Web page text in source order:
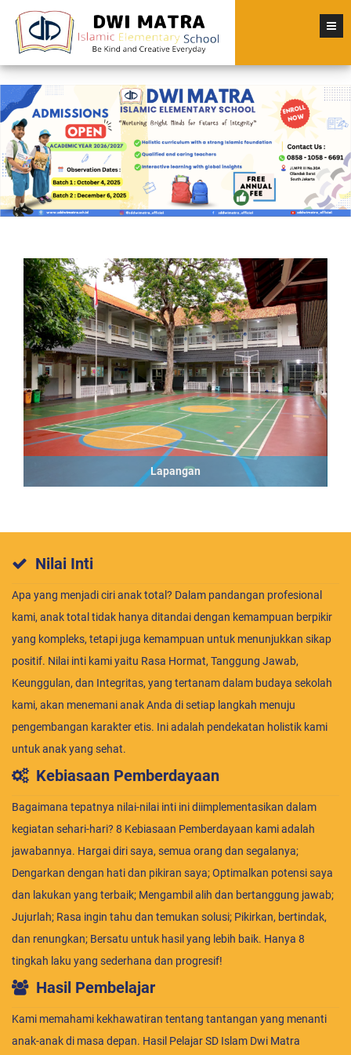
Nilai Inti
Apa yang menjadi ciri anak total? Dalam pandangan profesional
kami, anak total tidak hanya ditandai dengan kemampuan berpikir
yang kompleks, tetapi juga kemampuan untuk menunjukkan sikap
positif. Nilai inti kami yaitu Rasa Hormat, Tanggung Jawab,
Keunggulan, dan Integritas, yang tertanam dalam budaya sekolah
kami, akan menemani anak Anda di setiap langkah menuju
pengembangan karakter etis. Ini adalah pendekatan holistik kami
untuk anak yang sehat.
Kebiasaan Pemberdayaan
Bagaimana tepatnya nilai-nilai inti ini diimplementasikan dalam
kegiatan sehari-hari? 8 Kebiasaan Pemberdayaan kami adalah
jawabannya. Hargai diri saya, semua orang dan segalanya;
Dengarkan dengan hati dan pikiran saya; Optimalkan potensi saya
dan lakukan yang terbaik; Mengambil alih dan bertanggung jawab;
Jujurlah; Rasa ingin tahu dan temukan solusi; Pikirkan, bertindak,
dan renungkan; Bersatu untuk hasil yang lebih baik. Hanya 8
tingkah laku yang sederhana dan progresif!
Hasil Pembelajar
Kami memahami kekhawatiran tentang tantangan yang menanti
anak-anak di masa depan. Hasil Pelajar SD Islam Dwi Matra